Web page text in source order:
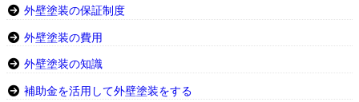
外壁塗装の保証制度
外壁塗装の費用
外壁塗装の知識
補助金を活用して外壁塗装をする